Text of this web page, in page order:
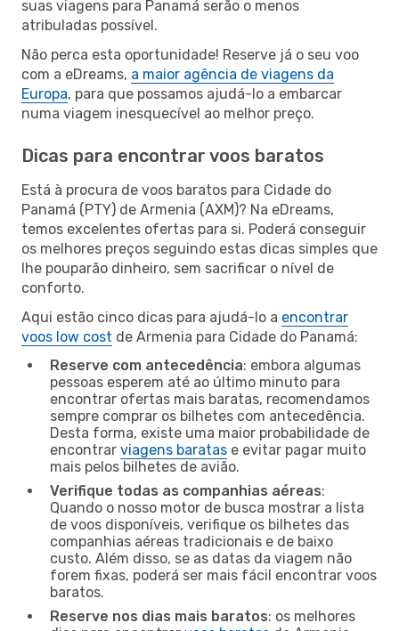
suas viagens para Panamá serão o menos
atribuladas possível.
Não perca esta oportunidade! Reserve já o seu voo
com a eDreams, a maior agência de viagens da
Europa, para que possamos ajudá-lo a embarcar
numa viagem inesquecível ao melhor preço.
Dicas para encontrar voos baratos
Está à procura de voos baratos para Cidade do
Panamá (PTY) de Armenia (AXM)? Na eDreams,
temos excelentes ofertas para si. Poderá conseguir
os melhores preços seguindo estas dicas simples que
lhe pouparão dinheiro, sem sacrificar o nível de
conforto.
Aqui estão cinco dicas para ajudá-lo a encontrar
voos low cost de Armenia para Cidade do Panamá:
Reserve com antecedência: embora algumas
pessoas esperem até ao último minuto para
encontrar ofertas mais baratas, recomendamos
sempre comprar os bilhetes com antecedência.
Desta forma, existe uma maior probabilidade de
encontrar viagens baratas e evitar pagar muito
mais pelos bilhetes de avião.
Verifique todas as companhias aéreas:
Quando o nosso motor de busca mostrar a lista
de voos disponíveis, verifique os bilhetes das
companhias aéreas tradicionais e de baixo
custo. Além disso, se as datas da viagem não
forem fixas, poderá ser mais fácil encontrar voos
baratos.
Reserve nos dias mais baratos: os melhores